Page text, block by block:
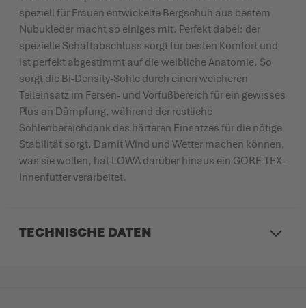
speziell für Frauen entwickelte Bergschuh aus bestem
Nubukleder macht so einiges mit. Perfekt dabei: der
spezielle Schaftabschluss sorgt für besten Komfort und
ist perfekt abgestimmt auf die weibliche Anatomie. So
sorgt die Bi-Density-Sohle durch einen weicheren
Teileinsatz im Fersen- und Vorfußbereich für ein gewisses
Plus an Dämpfung, während der restliche
Sohlenbereichdank des härteren Einsatzes für die nötige
Stabilität sorgt. Damit Wind und Wetter machen können,
was sie wollen, hat LOWA darüber hinaus ein GORE-TEX-
Innenfutter verarbeitet.
TECHNISCHE DATEN